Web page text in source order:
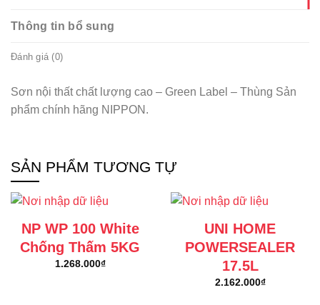
Thông tin bổ sung
Đánh giá (0)
Sơn nội thất chất lượng cao – Green Label – Thùng Sản
phẩm chính hãng NIPPON.
SẢN PHẨM TƯƠNG TỰ
NP WP 100 White
Chống Thấm 5KG
1.268.000₫
UNI HOME
POWERSEALER
17.5L
2.162.000₫